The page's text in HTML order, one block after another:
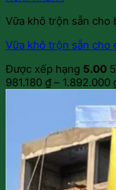
Vữa khô trộn sẵn cho
Vữa khô trộn sẵn cho
Được xếp hạng 5.00
981.180 ₫ – 1.892.000